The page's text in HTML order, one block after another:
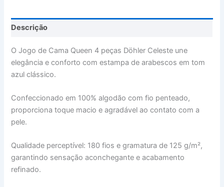
Descrição
O Jogo de Cama Queen 4 peças Döhler Celeste une
elegância e conforto com estampa de arabescos em tom
azul clássico.
Confeccionado em 100% algodão com fio penteado,
proporciona toque macio e agradável ao contato com a
pele.
Qualidade perceptível: 180 fios e gramatura de 125 g/m²,
garantindo sensação aconchegante e acabamento
refinado.